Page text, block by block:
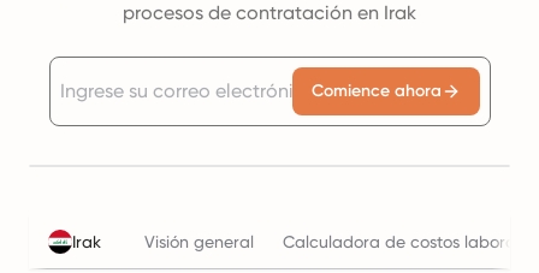
procesos de contratación en Irak
Comience ahora
Irak Visión general Calculadora de costos laborales